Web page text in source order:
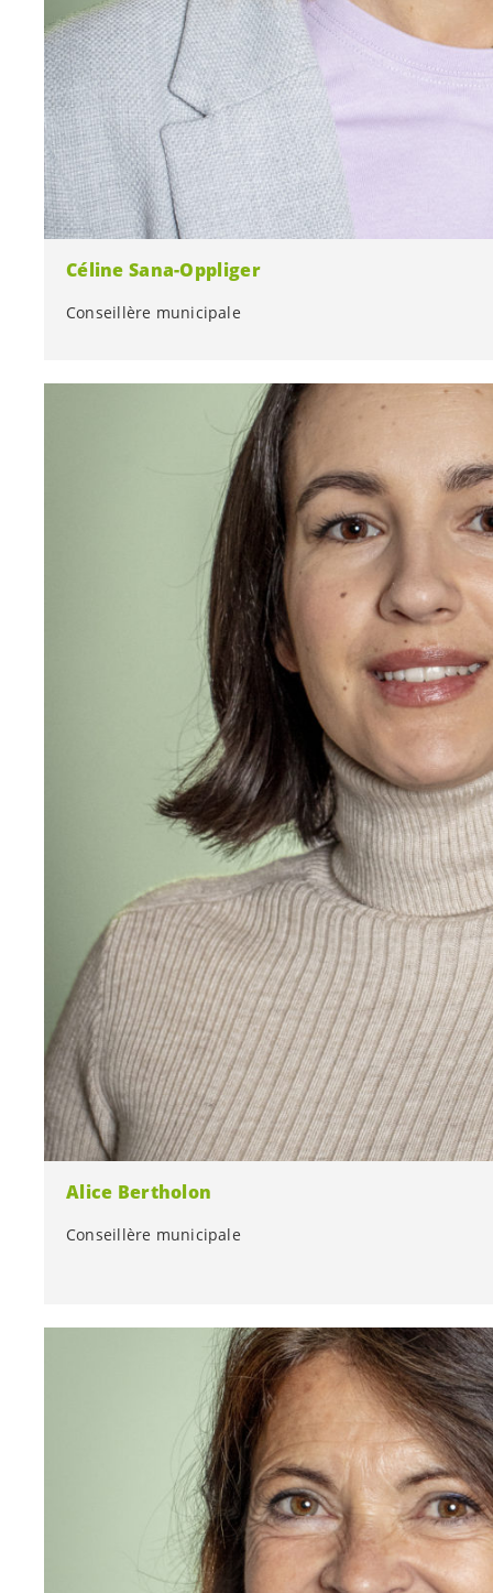
Céline Sana-Oppliger
Conseillère municipale
Alice Bertholon
Conseillère municipale
Conseillère municipale
Membre de ProVélo